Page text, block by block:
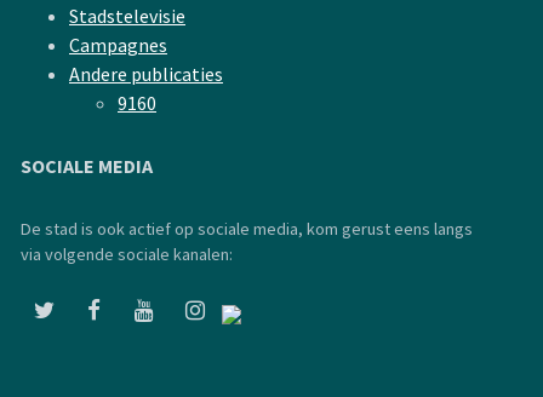
Stadstelevisie
Campagnes
Andere publicaties
9160
SOCIALE MEDIA
De stad is ook actief op sociale media, kom gerust eens langs
via volgende sociale kanalen: